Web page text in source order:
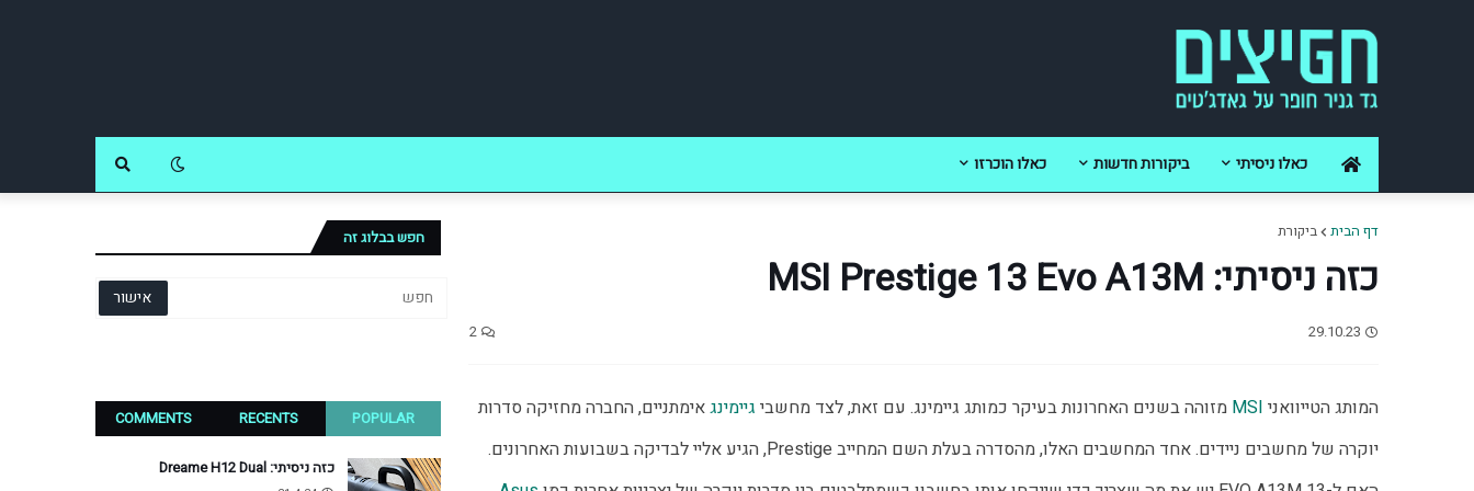
כאלו ניסיתי ביקורות חדשות כאלו הוכרזו
דף הבית ביקורת
כזה ניסיתי: MSI Prestige 13 Evo A13M
29.10.23
2
המותג הטייוואני MSI מזוהה בשנים האחרונות בעיקר כמותג גיימינג. עם זאת, לצד מחשבי גיימינג
אימתניים, החברה מחזיקה סדרות
חפש בבלוג זה
POPULAR
RECENTS
COMMENTS
כזה ניסיתי: Dreame H12 Dual